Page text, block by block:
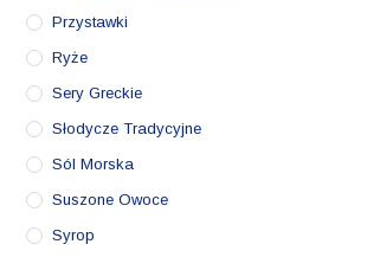
Przystawki
Ryże
Sery Greckie
Słodycze Tradycyjne
Sól Morska
Suszone Owoce
Syrop